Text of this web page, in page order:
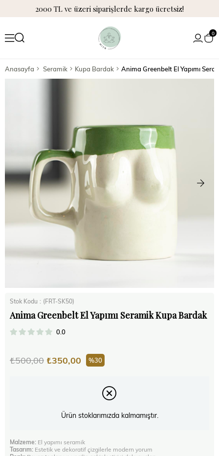
2000 TL ve üzeri siparişlerde kargo ücretsiz!
0
Anasayfa Seramik Kupa Bardak Anima Greenbelt El Yapımı
Stok Kodu (FRT-SK50)
Anima Greenbelt El Yapımı Seramik Kupa Bardak
0.0
₺500,00 ₺350,00 30
Ürün stoklarımızda kalmamıştır.
Malzeme: El yapımı seramik
Tasarım: Estetik ve dekoratif çizgilerle modern yorum